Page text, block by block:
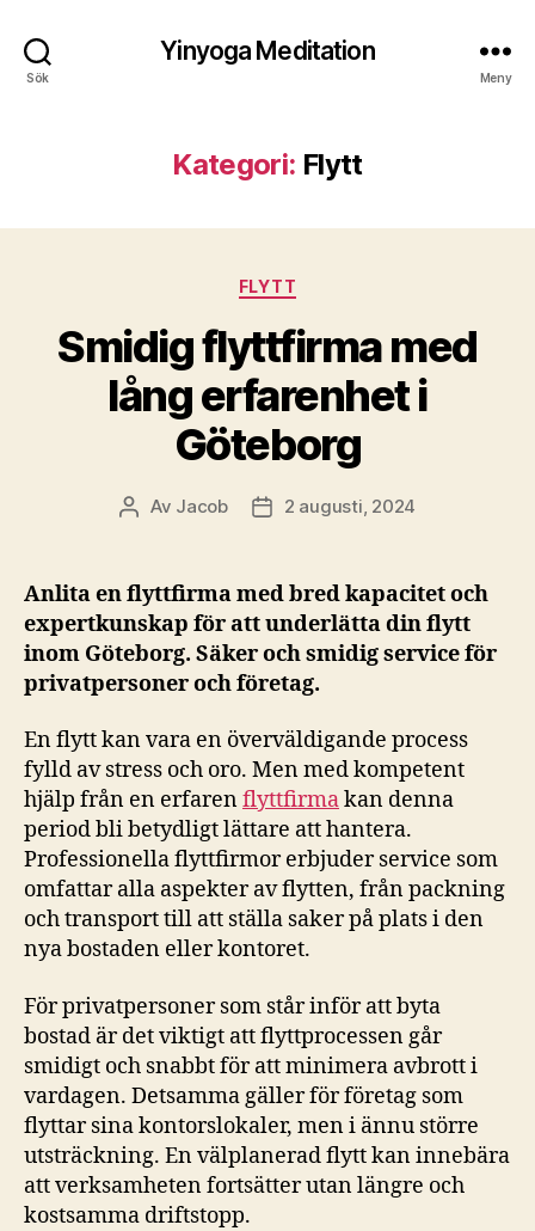
Sök
Yinyoga Meditation
Meny
Kategori: Flytt
Kategorier
FLYTT
Smidig flyttfirma med
lång erfarenhet i
Göteborg
Inläggsförfattare
Av Jacob Inläggsdatum
2 augusti, 2024
Anlita en flyttfirma med bred kapacitet och
expertkunskap för att underlätta din flytt
inom Göteborg. Säker och smidig service för
privatpersoner och företag.
En flytt kan vara en överväldigande process
fylld av stress och oro. Men med kompetent
hjälp från en erfarenflyttfirmakan denna
period bli betydligt lättare att hantera.
Professionella flyttfirmor erbjuder service som
omfattar alla aspekter av flytten, från packning
och transport till att ställa saker på plats i den
nya bostaden eller kontoret.
För privatpersoner som står inför att byta
bostad är det viktigt att flyttprocessen går
smidigt och snabbt för att minimera avbrott i
vardagen. Detsamma gäller för företag som
flyttar sina kontorslokaler, men i ännu större
utsträckning. En välplanerad flytt kan innebära
att verksamheten fortsätter utan längre och
kostsamma driftstopp.